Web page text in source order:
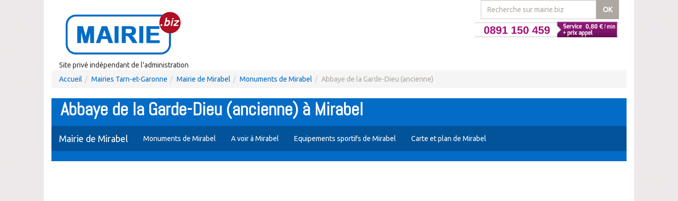
OK
Site privé indépendant de l'administration
Accueil
Mairies Tarn-et-Garonne Mairie de Mirabel Monuments de Mirabel Abbaye de la Garde-Dieu (ancienne)
Abbaye de la Garde-Dieu (ancienne) à Mirabel
Mairie de Mirabel Monuments de Mirabel A voir à Mirabel Equipements sportifs de Mirabel Carte et plan de Mirabel